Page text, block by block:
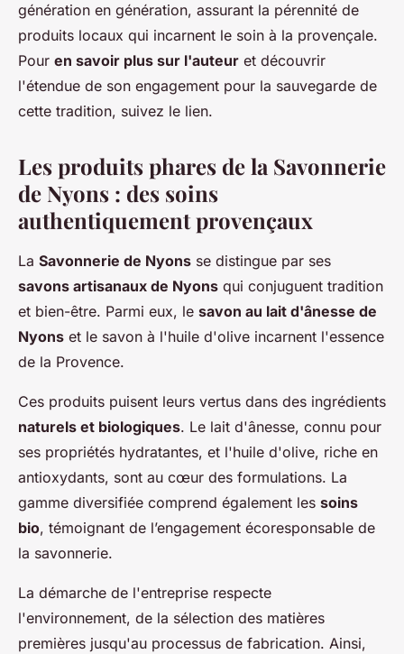
génération en génération, assurant la pérennité de
produits locaux qui incarnent le soin à la provençale.
Pour en savoir plus sur l'auteur et découvrir
l'étendue de son engagement pour la sauvegarde de
cette tradition, suivez le lien.
Les produits phares de la Savonnerie
de Nyons : des soins
authentiquement provençaux
La Savonnerie de Nyons se distingue par ses
savons artisanaux de Nyons qui conjuguent tradition
et bien-être. Parmi eux, le savon au lait d'ânesse de
Nyons et le savon à l'huile d'olive incarnent l'essence
de la Provence.
Ces produits puisent leurs vertus dans des ingrédients
naturels et biologiques. Le lait d'ânesse, connu pour
ses propriétés hydratantes, et l'huile d'olive, riche en
antioxydants, sont au cœur des formulations. La
gamme diversifiée comprend également les soins
bio, témoignant de l’engagement écoresponsable de
la savonnerie.
La démarche de l'entreprise respecte
l'environnement, de la sélection des matières
premières jusqu'au processus de fabrication. Ainsi,